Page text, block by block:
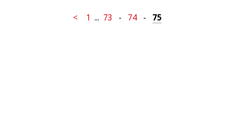
< 1 ... 73 - 74 - 75